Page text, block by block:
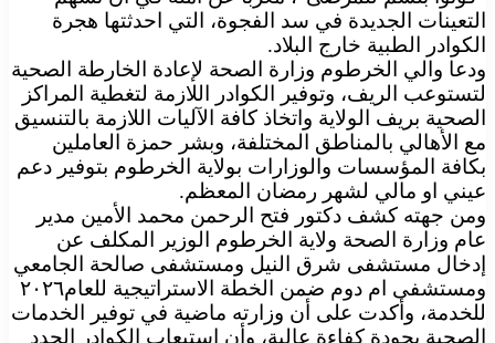
التعينات الجديدة في سد الفجوة، التي احدثتها هجرة
الكوادر الطبية خارج البلاد.
ودعا والي الخرطوم وزارة الصحة لإعادة الخارطة الصحية
لتستوعب الريف، وتوفير الكوادر اللازمة لتغطية المراكز
الصحية بريف الولاية واتخاذ كافة الآليات اللازمة بالتنسيق
مع الأهالي بالمناطق المختلفة، وبشر حمزة العاملين
بكافة المؤسسات والوزارات بولاية الخرطوم بتوفير دعم
عيني او مالي لشهر رمضان المعظم.
ومن جهته كشف دكتور فتح الرحمن محمد الأمين مدير
عام وزارة الصحة ولاية الخرطوم الوزير المكلف عن
إدخال مستشفى شرق النيل ومستشفى صالحة الجامعي
ومستشفى ام دوم ضمن الخطة الاستراتيجية للعام٢٠٢٦
للخدمة، وأكدت على أن وزارته ماضية في توفير الخدمات
الصحية بجودة كفاءة عالية، وأن استيعاب الكوادر الجدد